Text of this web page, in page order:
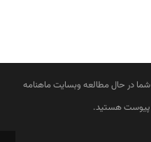
شما در حال مطالعه وبسایت ماهنامه
پیوست هستید.